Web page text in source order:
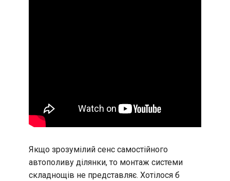
Якщо зрозумілий сенс самостійного
автополиву ділянки, то монтаж системи
складнощів не представляє. Хотілося б